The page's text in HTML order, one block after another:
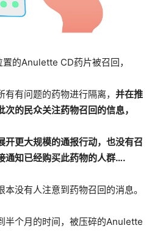
的Anulette CD药片被召回，
有问题的药物进行隔离， 并在推
的民众关注药物召回的信息，
开更大规模的通报行动，也没有召
通知已经购买此药物的人群….
没有人注意到药物召回的消息。
半个月的时间，被压碎的Anulette